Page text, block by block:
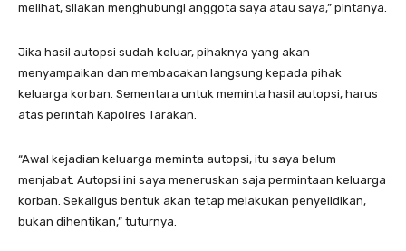
melihat, silakan menghubungi anggota saya atau saya,” pintanya.
Jika hasil autopsi sudah keluar, pihaknya yang akan
menyampaikan dan membacakan langsung kepada pihak
keluarga korban. Sementara untuk meminta hasil autopsi, harus
atas perintah Kapolres Tarakan.
“Awal kejadian keluarga meminta autopsi, itu saya belum
menjabat. Autopsi ini saya meneruskan saja permintaan keluarga
korban. Sekaligus bentuk akan tetap melakukan penyelidikan,
bukan dihentikan,” tuturnya.